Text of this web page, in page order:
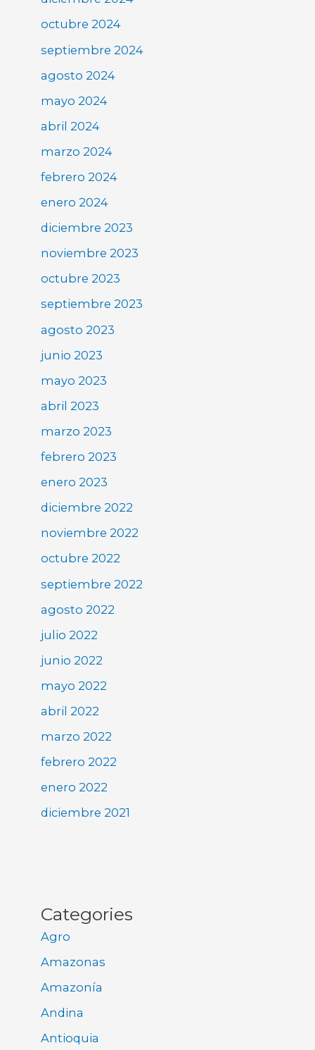
octubre 2024
septiembre 2024
agosto 2024
mayo 2024
abril 2024
marzo 2024
febrero 2024
enero 2024
diciembre 2023
noviembre 2023
octubre 2023
septiembre 2023
agosto 2023
junio 2023
mayo 2023
abril 2023
marzo 2023
febrero 2023
enero 2023
diciembre 2022
noviembre 2022
octubre 2022
septiembre 2022
agosto 2022
julio 2022
junio 2022
mayo 2022
abril 2022
marzo 2022
febrero 2022
enero 2022
diciembre 2021
Categories
Agro
Amazonas
Amazonía
Andina
Antioquia